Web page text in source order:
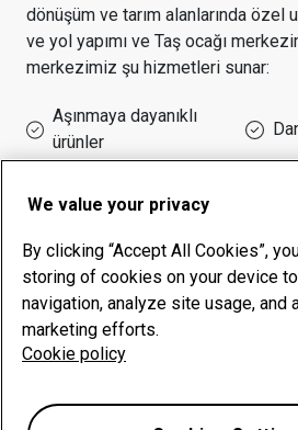
dönüşüm ve tarım alanlarında özel
ve yol yapımı ve Taş ocağı
merkezimiz şu hizmetleri sunar:
Aşınmaya dayanıklı
ürünler
Bize ulaşın
HARRIS WELDING AND
sitesi
We value your privacy
By clicking “Accept All Cookies”,
storing of cookies on your device
navigation, analyze site usage, and
marketing efforts.
Cookie policy